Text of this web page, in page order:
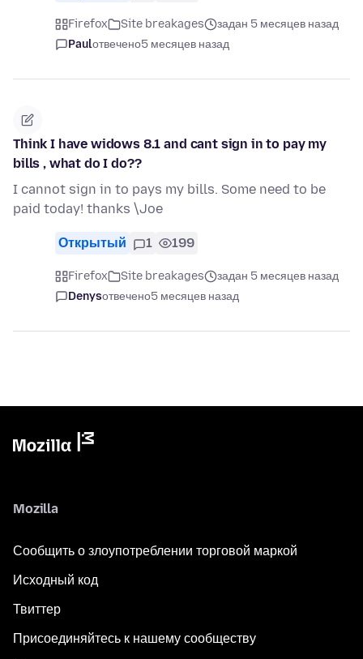
Firefox Site breakages
задан 5 месяцев назад
Paulотвечено5 месяцев назад
Think I have widows 8.1 and cant sign in to pay my
bills , what do I do??
I cannot sign in to pays my bills. Some need to be
paid today! thanks \Joe
Открытый 1 199
Firefox Site breakages
задан 5 месяцев назад
Denysотвечено5 месяцев назад
Mozilla
Сообщить о злоупотреблении торговой маркой
Исходный код
Твиттер
Присоединяйтесь к нашему сообществу